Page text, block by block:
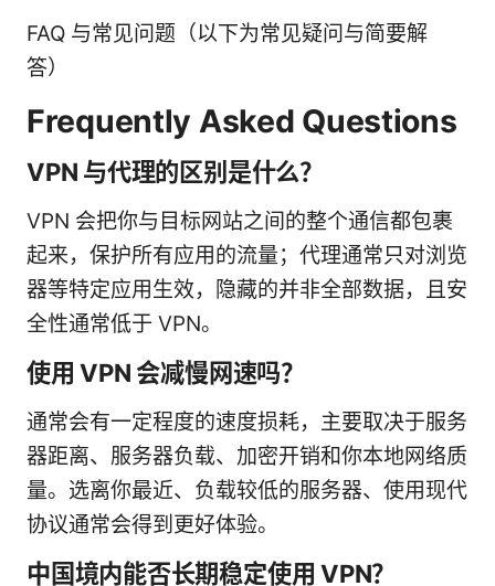
FAQ 与常见问题（以下为常见疑问与简要解
答）
Frequently Asked Questions
VPN 与代理的区别是什么？
VPN 会把你与目标网站之间的整个通信都包裹
起来，保护所有应用的流量；代理通常只对浏览
器等特定应用生效，隐藏的并非全部数据，且安
全性通常低于 VPN。
使用 VPN 会减慢网速吗？
通常会有一定程度的速度损耗，主要取决于服务
器距离、服务器负载、加密开销和你本地网络质
量。选离你最近、负载较低的服务器、使用现代
协议通常会得到更好体验。
中国境内能否长期稳定使用 VPN？